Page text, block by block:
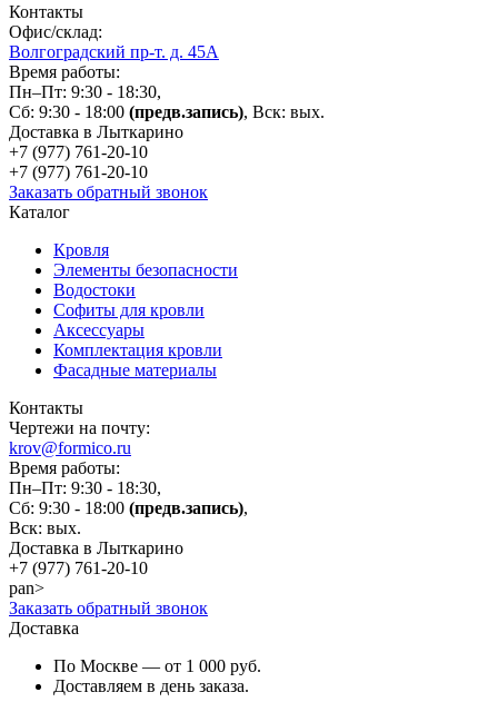
Контакты
Офис/склад:
Волгоградский пр-т. д. 45А
Время работы:
Пн–Пт: 9:30 - 18:30,
Сб: 9:30 - 18:00 (предв.запись), Вск: вых.
Доставка в Лыткарино
+7 (977) 761-20-10
+7 (977) 761-20-10
Заказать обратный звонок
Каталог
Кровля
Элементы безопасности
Водостоки
Софиты для кровли
Аксессуары
Комплектация кровли
Фасадные материалы
Контакты
Чертежи на почту:
krov@formico.ru
Время работы:
Пн–Пт: 9:30 - 18:30,
Сб: 9:30 - 18:00 (предв.запись),
Вск: вых.
Доставка в Лыткарино
+7 (977) 761-20-10
pan>
Заказать обратный звонок
Доставка
По Москве — от 1 000 руб.
Доставляем в день заказа.